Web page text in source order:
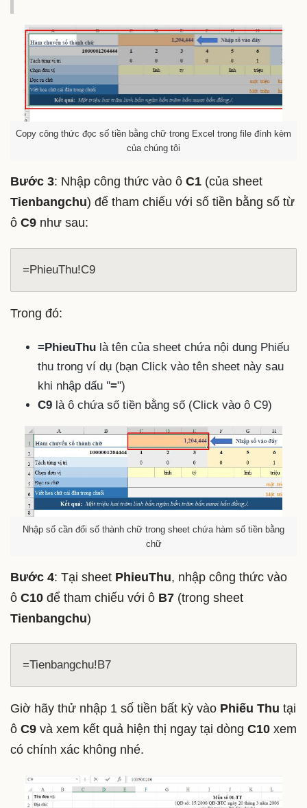
Copy công thức đọc số tiền bằng chữ trong Excel trong file đính kèm
của chúng tôi
Bước 3: Nhập công thức vào ô C1 (của sheet
Tienbangchu) để tham chiếu với số tiền bằng số từ
ô C9 như sau:
=PhieuThu!C9
Trong đó:
=PhieuThu là tên của sheet chứa nội dung Phiếu
thu trong ví dụ (bạn Click vào tên sheet này sau
khi nhập dấu ''=")
C9 là ô chứa số tiền bằng số (Click vào ô C9)
Nhập số cần đổi số thành chữ trong sheet chứa hàm số tiền bằng
chữ
Bước 4: Tại sheet PhieuThu, nhập công thức vào
ô C10 để tham chiếu với ô B7 (trong sheet
Tienbangchu)
=Tienbangchu!B7
Giờ hãy thử nhập 1 số tiền bất kỳ vào Phiếu Thu tại
ô C9 và xem kết quả hiện thị ngay tại dòng C10 xem
có chính xác không nhé.